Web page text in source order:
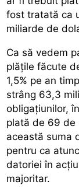
fost tratată ca
miliarde de
Ca să vedem
plăţile făcute
1,5% pe an
strâng 63,3
obligaţiunilor,
plată de 69 de
această suma
pentru ca
datoriei în
majoritar.